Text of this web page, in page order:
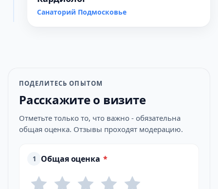
Санаторий Подмосковье
ПОДЕЛИТЕСЬ ОПЫТОМ
Расскажите о визите
Отметьте только то, что важно - обязательна
общая оценка. Отзывы проходят модерацию.
1 Общая оценка *